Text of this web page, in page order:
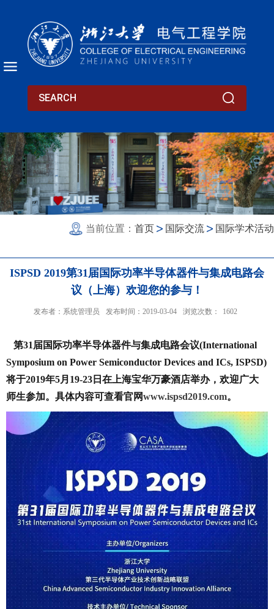
当前位置： 首页 国际交流 国际学术活动
ISPSD 2019第31届国际功率半导体器件与集成电路会
议（上海）欢迎您的参与！
发布者：系统管理员 发布时间：2019-03-04 浏览次数： 1602
第31届国际功率半导体器件与集成电路会议(International
Symposium on Power Semiconductor Devices and ICs, ISPSD)
将于2019年5月19-23日在上海宝华万豪酒店举办，欢迎广大
师生参加。具体内容可查看官网www.ispsd2019.com。